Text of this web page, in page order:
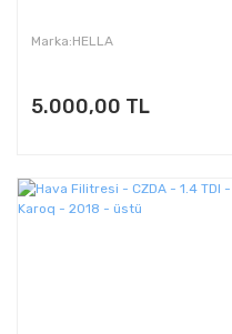
Marka:HELLA
5.000,00 TL